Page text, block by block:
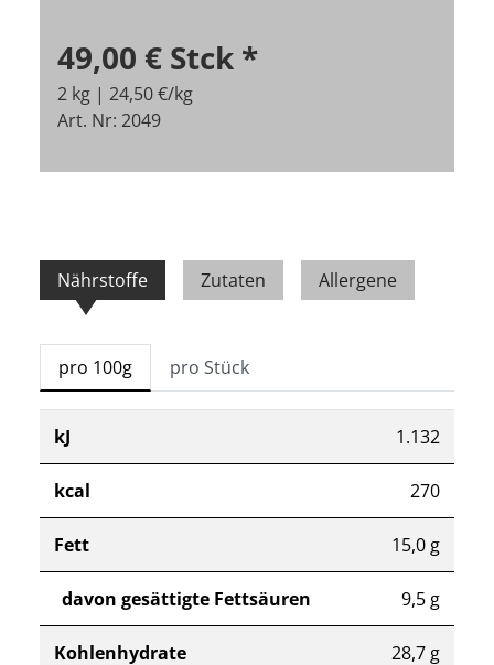
49,00 € Stck *
2 kg | 24,50 €/kg
Art. Nr: 2049
Nährstoffe Zutaten Allergene
pro 100g pro Stück
kJ 1.132
kcal 270
Fett 15,0 g
davon gesättigte Fettsäuren 9,5 g
Kohlenhydrate 28,7 g